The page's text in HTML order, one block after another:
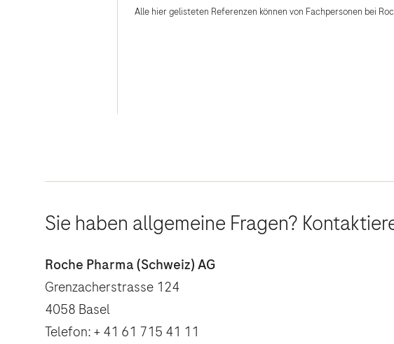
Alle hier gelisteten Referenzen können von Fachpersonen bei
Sie haben allgemeine Fragen?
Roche Pharma (Schweiz) AG
Grenzacherstrasse 124
4058 Basel
Telefon: + 41 61 715 41 11